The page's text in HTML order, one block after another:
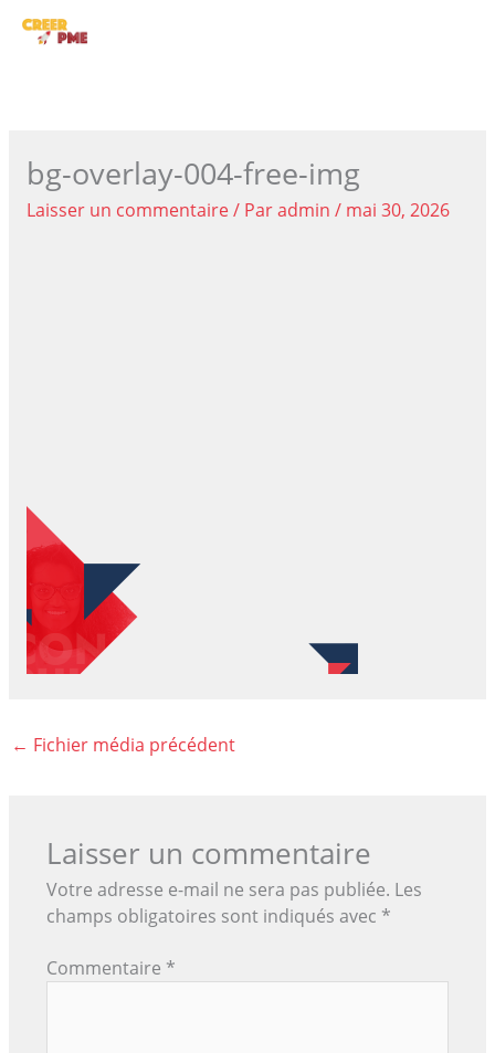
bg-overlay-004-free-img
Laisser un commentaire/ Paradmin / mai 30, 2026
← Fichier média précédent
Laisser un commentaire
Votre adresse e-mail ne sera pas publiée. Les
champs obligatoires sont indiqués avec *
Commentaire *